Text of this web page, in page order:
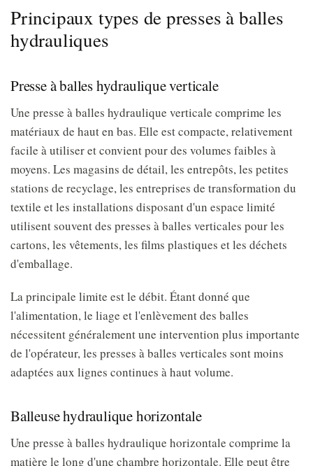
Principaux types de presses à balles
hydrauliques
Presse à balles hydraulique verticale
Une presse à balles hydraulique verticale comprime les
matériaux de haut en bas. Elle est compacte, relativement
facile à utiliser et convient pour des volumes faibles à
moyens. Les magasins de détail, les entrepôts, les petites
stations de recyclage, les entreprises de transformation du
textile et les installations disposant d'un espace limité
utilisent souvent des presses à balles verticales pour les
cartons, les vêtements, les films plastiques et les déchets
d'emballage.
La principale limite est le débit. Étant donné que
l'alimentation, le liage et l'enlèvement des balles
nécessitent généralement une intervention plus importante
de l'opérateur, les presses à balles verticales sont moins
adaptées aux lignes continues à haut volume.
Balleuse hydraulique horizontale
Une presse à balles hydraulique horizontale comprime la
matière le long d'une chambre horizontale. Elle peut être